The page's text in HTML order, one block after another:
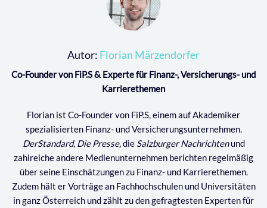
Autor: Florian Märzendorfer
Co-Founder von FiP.S & Experte für Finanz-, Versicherungs- und
Karrierethemen
Florian ist Co-Founder von FiP.S, einem auf Akademiker
spezialisierten Finanz- und Versicherungsunternehmen.
DerStandard, Die Presse, die Salzburger Nachrichtenund
zahlreiche andere Medienunternehmen berichten regelmäßig
über seine Einschätzungen zu Finanz- und Karrierethemen.
Zudem hält er Vorträge an Fachhochschulen und Universitäten
in ganz Österreich und zählt zu den gefragtesten Experten für